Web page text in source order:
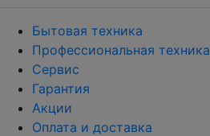
Бытовая техника
Профессиональная техника
Сервис
Гарантия
Акции
Оплата и доставка